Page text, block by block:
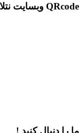
QRcode وبسایت نتلایت